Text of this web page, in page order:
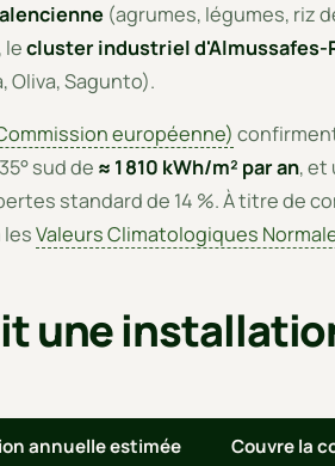
(agrumes, légumes, riz
, lecluster industriel d'Almussafes-
Oliva, Sagunto).
européenne)
sud de ≈ 1 810 kWh/m² par an, et
standard de 14 %. À titre de
lesValeurs Climatologiques
une
annuelle estimée Couvre la